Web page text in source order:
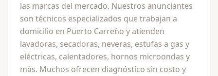
las marcas del mercado. Nuestros anunciantes
son técnicos especializados que trabajan a
domicilio en Puerto Carreño y atienden
lavadoras, secadoras, neveras, estufas a gas y
eléctricas, calentadores, hornos microondas y
más. Muchos ofrecen diagnóstico sin costo y